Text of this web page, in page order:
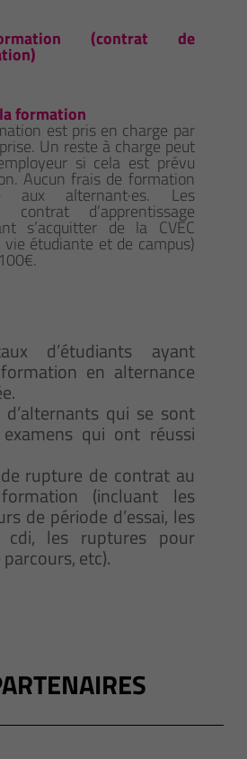
(contrat de
formation
est pris en charge par
Un reste à charge peut
si cela est prévu
Aucun frais de formation
aux alternant·es. Les
contrat d’apprentissage
s’acquitter de la CVEC
étudiante et de campus)
d’étudiants ayant
en alternance
qui se sont
qui ont réussi
rupture de contrat au
(incluant les
de période d’essai, les
cdi, les ruptures pour
etc).